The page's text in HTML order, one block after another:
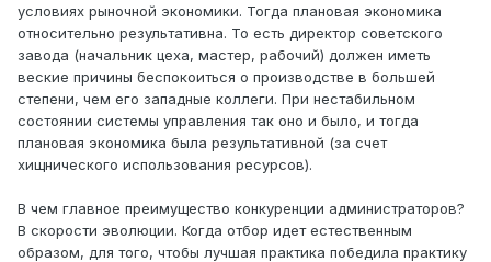
условиях рыночной экономики. Тогда плановая экономика
относительно результативна. То есть директор советского
завода (начальник цеха, мастер, рабочий) должен иметь
веские причины беспокоиться о производстве в большей
степени, чем его западные коллеги. При нестабильном
состоянии системы управления так оно и было, и тогда
плановая экономика была результативной (за счет
хищнического использования ресурсов).
В чем главное преимущество конкуренции администраторов?
В скорости эволюции. Когда отбор идет естественным
образом, для того, чтобы лучшая практика победила практику